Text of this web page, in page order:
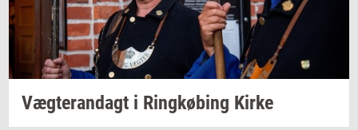
Væg­te­ran­dagt i Ring­kø­bing Kirke